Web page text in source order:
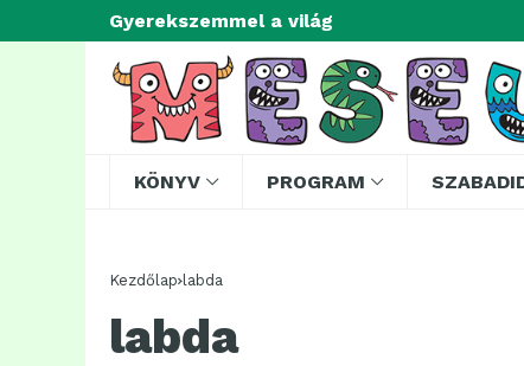
Gyerekszemmel a világ
KÖNYV PROGRAM
Kezdőlap labda
labda